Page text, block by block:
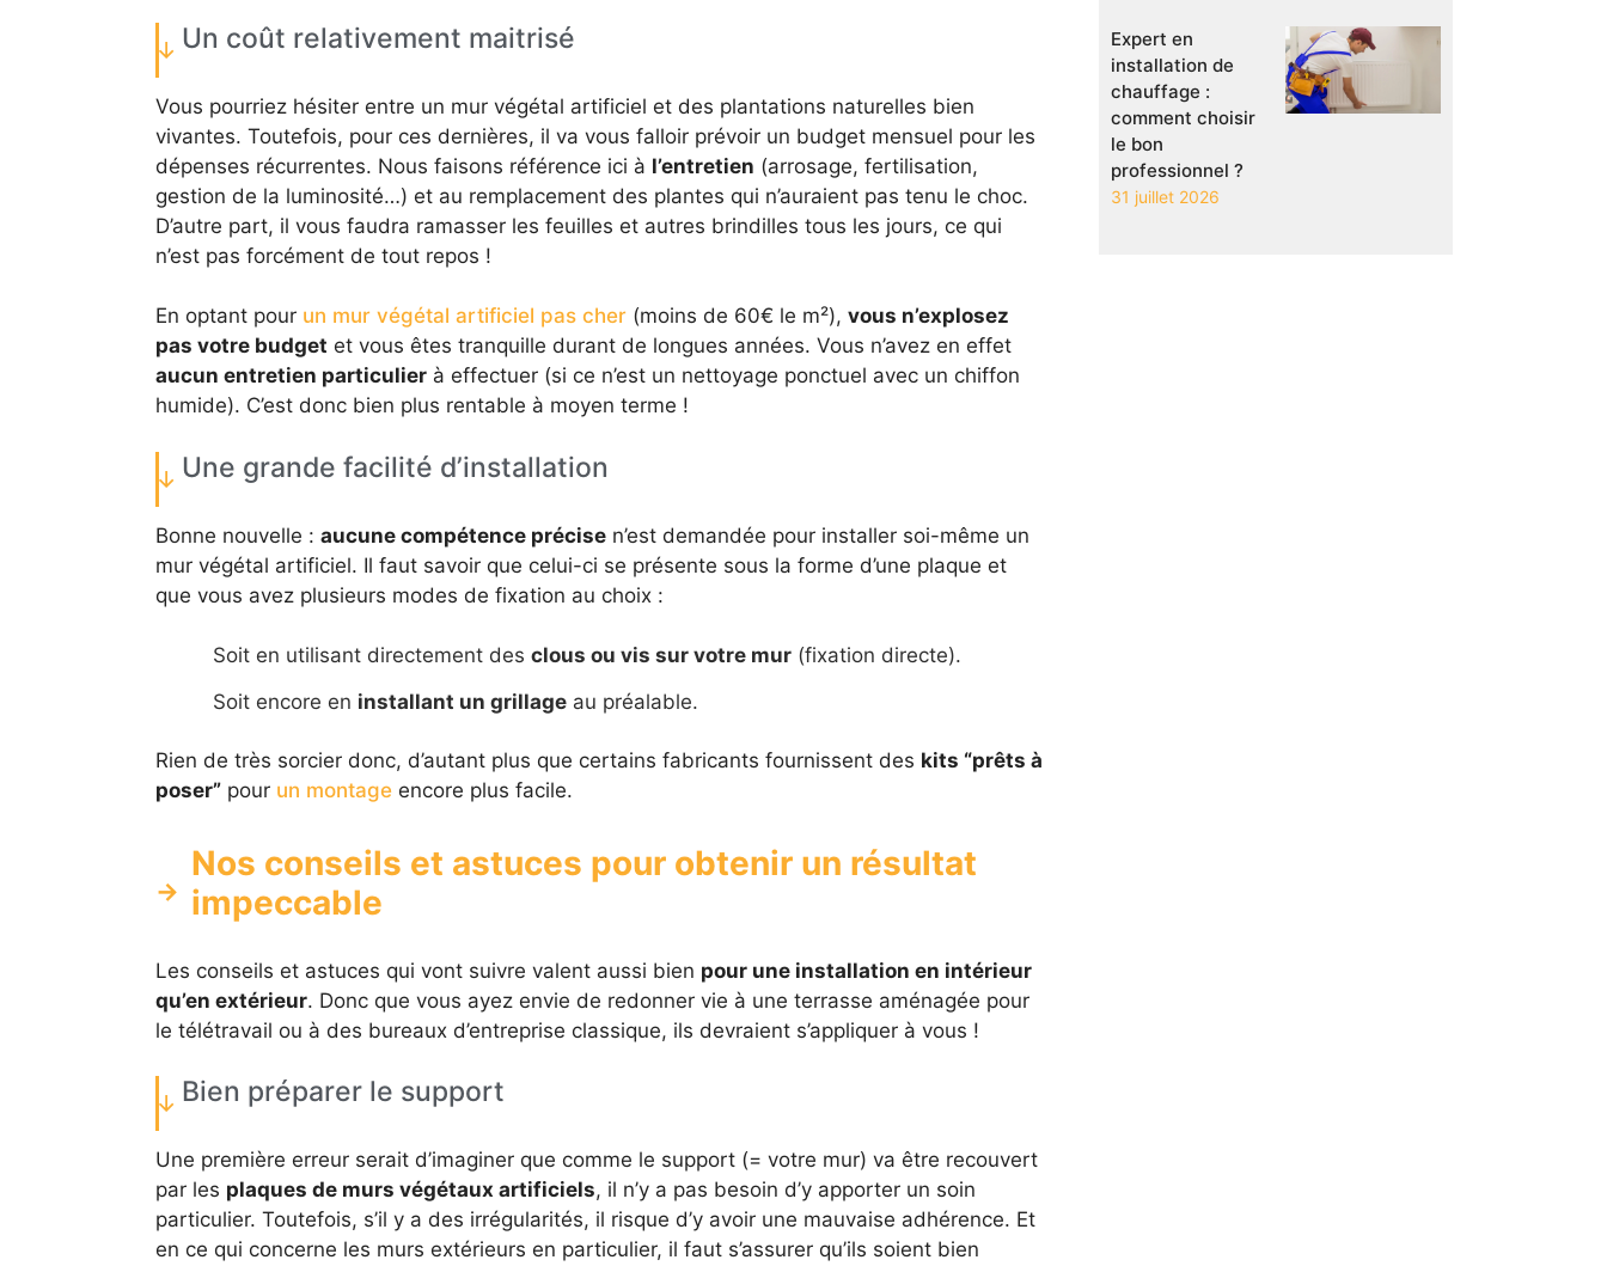
Un coût relativement maitrisé
Vous pourriez hésiter entre un mur végétal artificiel et des plantations naturelles bien
vivantes. Toutefois, pour ces dernières, il va vous falloir prévoir un budget mensuel pour les
dépenses récurrentes. Nous faisons référence ici à l’entretien (arrosage, fertilisation,
gestion de la luminosité…) et au remplacement des plantes qui n’auraient pas tenu le choc.
D’autre part, il vous faudra ramasser les feuilles et autres brindilles tous les jours, ce qui
n’est pas forcément de tout repos !
En optant pour un mur végétal artificiel pas cher(moins de 60€ le m²), vous n’explosez
pas votre budget et vous êtes tranquille durant de longues années. Vous n’avez en effet
aucun entretien particulierà effectuer (si ce n’est un nettoyage ponctuel avec un chiffon
humide). C’est donc bien plus rentable à moyen terme !
Une grande facilité d’installation
Bonne nouvelle : aucune compétence précisen’est demandée pour installer soi-même un
mur végétal artificiel. Il faut savoir que celui-ci se présente sous la forme d’une plaque et
que vous avez plusieurs modes de fixation au choix :
Soit en utilisant directement des clous ou vis sur votre mur(fixation directe).
Soit encore en installant un grillageau préalable.
Rien de très sorcier donc, d’autant plus que certains fabricants fournissent des kits “prêts à
poser”pour un montageencore plus facile.
Nos conseils et astuces pour obtenir un résultat
impeccable
Les conseils et astuces qui vont suivre valent aussi bien pour une installation en intérieur
qu’en extérieur. Donc que vous ayez envie de redonner vie à une terrasse aménagée pour
le télétravail ou à des bureaux d’entreprise classique, ils devraient s’appliquer à vous !
Bien préparer le support
Une première erreur serait d’imaginer que comme le support (= votre mur) va être recouvert
par les plaques de murs végétaux artificiels, il n’y a pas besoin d’y apporter un soin
particulier. Toutefois, s’il y a des irrégularités, il risque d’y avoir une mauvaise adhérence. Et
en ce qui concerne les murs extérieurs en particulier, il faut s’assurer qu’ils soient bien
Expert en
installation de
chauffage :
comment choisir
le bon
professionnel ?
31 juillet 2026